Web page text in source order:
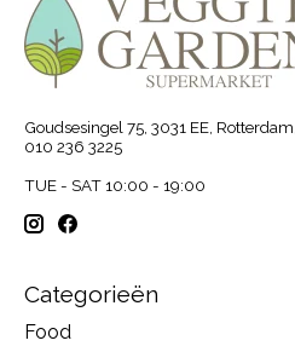
Goudsesingel 75, 3031 EE,
010 236 3225
TUE - SAT 10:00 - 19:00
Categorieën
Food